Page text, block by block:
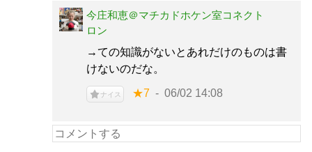
今庄和恵＠マチカドホケン室コネクト
ロン
→ての知識がないとあれだけのものは書
けないのだな。
ナイス ★7 06/02 14:08